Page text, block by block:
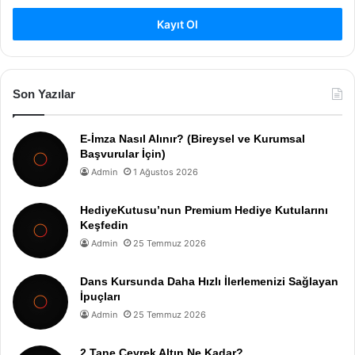
Kayıt Ol
Son Yazılar
E-İmza Nasıl Alınır? (Bireysel ve Kurumsal
Başvurular İçin)
Admin 1 Ağustos 2026
HediyeKutusu’nun Premium Hediye Kutularını
Keşfedin
Admin 25 Temmuz 2026
Dans Kursunda Daha Hızlı İlerlemenizi Sağlayan
İpuçları
Admin 25 Temmuz 2026
2 Tane Çeyrek Altın Ne Kadar?